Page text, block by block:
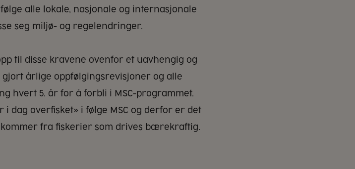
alle lokale, nasjonale og internasjonale
seg miljø- og regelendringer.
til disse kravene ovenfor et uavhengig og
årlige oppfølgingsrevisjoner og alle
hvert 5. år for å forbli i MSC-programmet.
i dag overfisket» i følge MSC og derfor er det
fra fiskerier som drives bærekraftig.